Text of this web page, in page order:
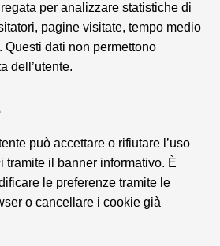
per analizzare statistiche di
pagine visitate, tempo medio
Questi dati non permettono
dell’utente.
può accettare o rifiutare l’uso
tramite il banner informativo. È
le preferenze tramite le
o cancellare i cookie già